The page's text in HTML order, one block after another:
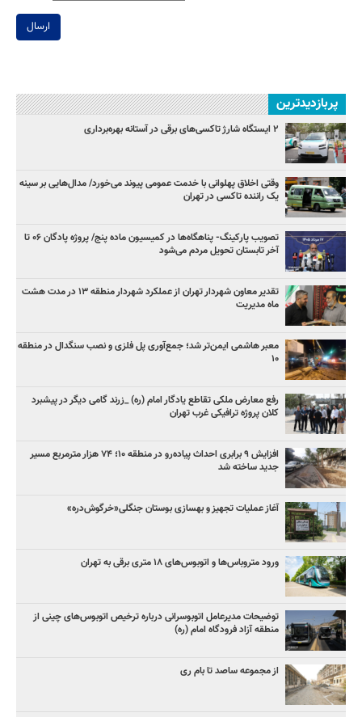
ارسال
پربازدیدترین
۲ ایستگاه شارژ تاکسی‌های برقی در آستانه بهره‌برداری
وقتی اخلاق پهلوانی با خدمت عمومی پیوند می‌خورد/ مدال‌هایی بر سینه
یک راننده تاکسی در تهران
تصویب پارکینگ- پناهگاه‌ها در کمیسیون ماده پنج/ پروژه پادگان ۰۶ تا
آخر تابستان تحویل مردم می‌شود
تقدیر معاون شهردار تهران از عملکرد شهردار منطقه ۱۳ در مدت هشت
ماه مدیریت
معبر هاشمی ایمن‌تر شد؛ جمع‌آوری پل فلزی و نصب سنگدال در منطقه
۱۰
رفع معارض ملکی تقاطع یادگار امام (ره) _زرند گامی دیگر در پیشبرد
کلان پروژه‌ ترافیکی غرب تهران
افزایش ۹ برابری احداث پیاده‌رو در منطقه ۱۰؛ ۷۴ هزار مترمربع مسیر
جدید ساخته شد
آغاز عملیات تجهیز و بهسازی بوستان جنگلی«خرگوش‌دره»
ورود متروباس‌ها و اتوبوس‌های ۱۸ متری برقی به تهران
توضیحات مدیرعامل اتوبوسرانی درباره ترخیص اتوبوس‌های چینی از
منطقه آزاد فرودگاه امام (ره)
از مجموعه ساصد تا بام ری